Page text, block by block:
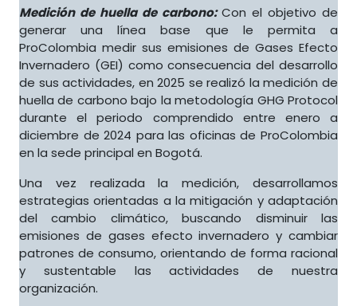
Medición de huella de carbono:Con el objetivo de
generar una línea base que le permita a
ProColombia medir sus emisiones de Gases Efecto
Invernadero (GEI) como consecuencia del desarrollo
de sus actividades, en 2025 se realizó la medición de
huella de carbono bajo la metodología GHG Protocol
durante el periodo comprendido entre enero a
diciembre de 2024 para las oficinas de ProColombia
en la sede principal en Bogotá.
Una vez realizada la medición, desarrollamos
estrategias orientadas a la mitigación y adaptación
del cambio climático, buscando disminuir las
emisiones de gases efecto invernadero y cambiar
patrones de consumo, orientando de forma racional
y sustentable las actividades de nuestra
organización.